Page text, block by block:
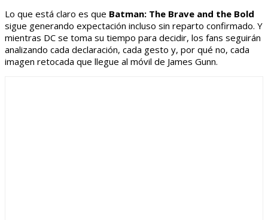
Lo que está claro es que Batman: The Brave and the Bold
sigue generando expectación incluso sin reparto confirmado. Y
mientras DC se toma su tiempo para decidir, los fans seguirán
analizando cada declaración, cada gesto y, por qué no, cada
imagen retocada que llegue al móvil de James Gunn.